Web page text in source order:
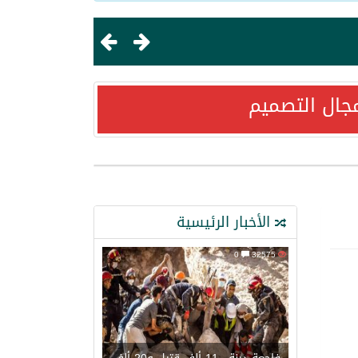
التصميم
الأخبار الرئيسية
32575
0